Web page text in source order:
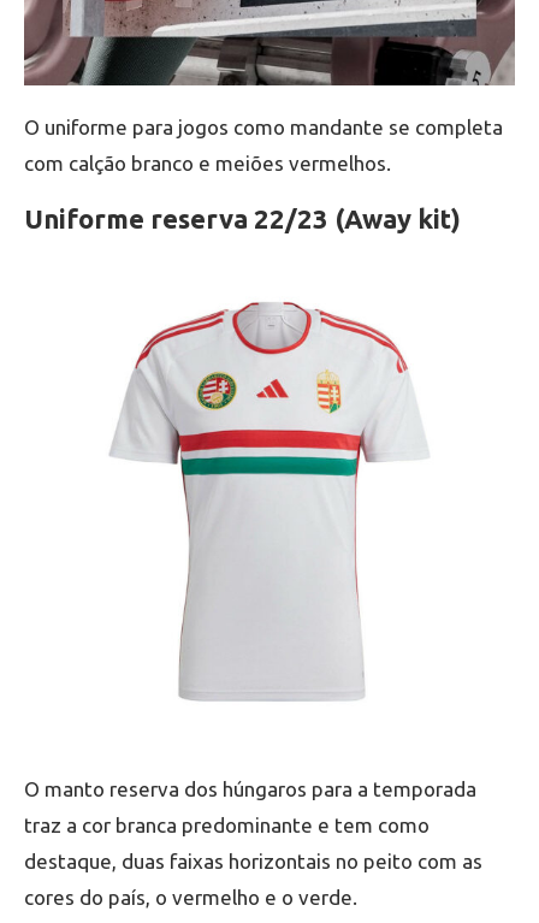
O uniforme para jogos como mandante se completa
com calção branco e meiões vermelhos.
Uniforme reserva 22/23 (Away kit)
O manto reserva dos húngaros para a temporada
traz a cor branca predominante e tem como
destaque, duas faixas horizontais no peito com as
cores do país, o vermelho e o verde.